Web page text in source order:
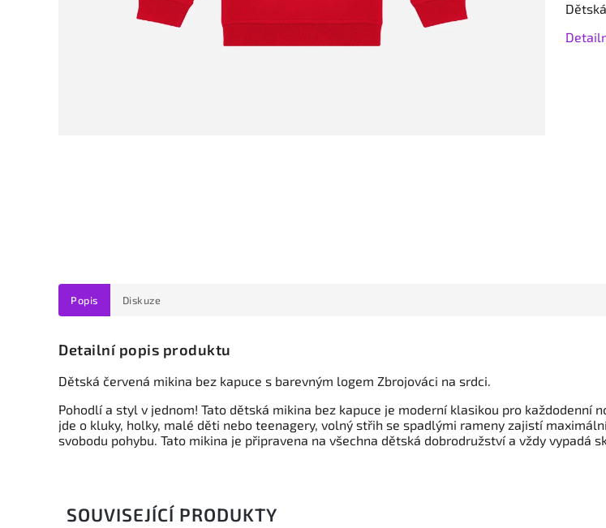
Popis Diskuze
Detailní popis produktu
Dětská červená mikina bez kapuce s barevným logem Zbrojováci na srdci.
Pohodlí a styl v jednom! Tato dětská mikina bez kapuce je moderní klasikou pro každodenní
jde o kluky, holky, malé děti nebo teenagery, volný střih se spadlými rameny zajistí
svobodu pohybu. Tato mikina je připravena na všechna dětská dobrodružství a vždy vypadá
SOUVISEJÍCÍ PRODUKTY